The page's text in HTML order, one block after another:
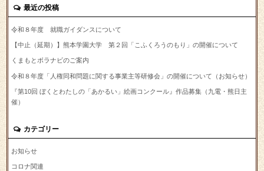
最近の投稿
令和８年度 就職ガイダンスについて
【中止（延期）】熊本学園大学 第２回「こふくろうのもり」の開催について
くまもとボラナビのご案内
令和８年度「人権同和問題に関する事業主等研修会」の開催について（お知らせ）
『第10回 ぼくとわたしの「あかるい」絵画コンクール』作品募集（九電・熊日主
催）
カテゴリー
お知らせ
コロナ関連